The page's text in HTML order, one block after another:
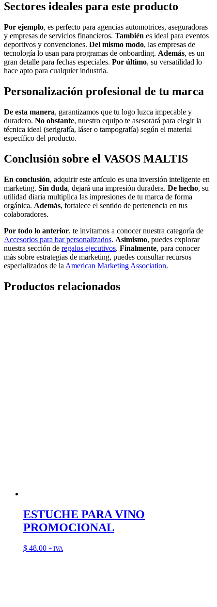
Sectores ideales para este producto
Por ejemplo, es perfecto para agencias automotrices, aseguradoras
y empresas de servicios financieros. También es ideal para eventos
deportivos y convenciones. Del mismo modo, las empresas de
tecnología lo usan para programas de onboarding. Además, es un
gran detalle para fechas especiales. Por último, su versatilidad lo
hace apto para cualquier industria.
Personalización profesional de tu marca
De esta manera, garantizamos que tu logo luzca impecable y
duradero. No obstante, nuestro equipo te asesorará para elegir la
técnica ideal (serigrafía, láser o tampografía) según el material
específico del producto.
Conclusión sobre el VASOS MALTIS
En conclusión, adquirir este artículo es una inversión inteligente en
marketing. Sin duda, dejará una impresión duradera. De hecho, su
utilidad diaria multiplica las impresiones de tu marca de forma
orgánica. Además, fortalece el sentido de pertenencia en tus
colaboradores.
Por todo lo anterior, te invitamos a conocer nuestra categoría de
Accesorios para bar personalizados. Asimismo, puedes explorar
nuestra sección de regalos ejecutivos. Finalmente, para conocer
más sobre estrategias de marketing, puedes consultar recursos
especializados de la American Marketing Association.
Productos relacionados
ESTUCHE PARA VINO
PROMOCIONAL
$ 48.00 + IVA